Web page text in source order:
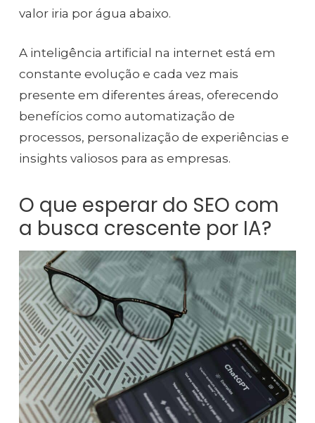
valor iria por água abaixo.
A inteligência artificial na internet está em
constante evolução e cada vez mais
presente em diferentes áreas, oferecendo
benefícios como automatização de
processos, personalização de experiências e
insights valiosos para as empresas.
O que esperar do SEO com
a busca crescente por IA?